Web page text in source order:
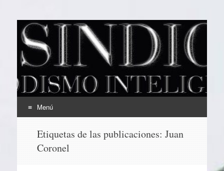
EL SINDICAL
Periodismo Inteligente
Menú
contenido
Etiquetas de las publicaciones: Juan
Coronel